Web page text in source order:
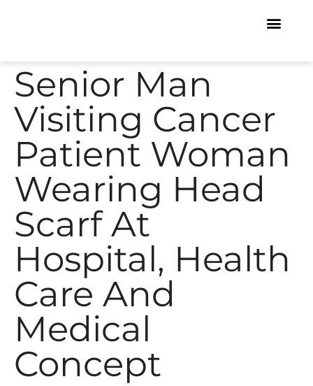
Senior Man
Visiting Cancer
Patient Woman
Wearing Head
Scarf At
Hospital, Health
Care And
Medical
Concept